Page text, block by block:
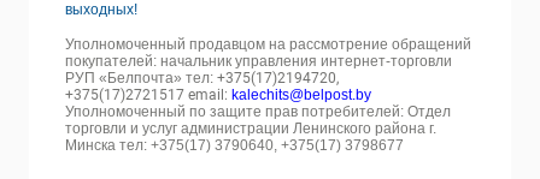
выходных!
Уполномоченный продавцом на рассмотрение обращений
покупателей: начальник управления интернет-торговли
РУП «Белпочта» тел: +375(17)2194720,
+375(17)2721517 email: kalechits@belpost.by
Уполномоченный по защите прав потребителей: Отдел
торговли и услуг администрации Ленинского района г.
Минска тел: +375(17) 3790640, +375(17) 3798677